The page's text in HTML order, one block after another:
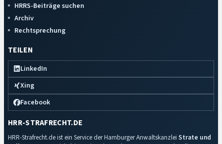
HRRS-Beiträge suchen
Archiv
Rechtsprechung
TEILEN
LinkedIn
Xing
Facebook
HRR-STRAFRECHT.DE
HRR-Strafrecht.de ist ein Service der Hamburger Anwaltskanzlei Strate und